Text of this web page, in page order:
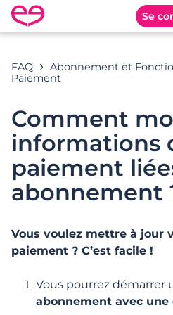
Se
Aide
Exemples de recherches
Adresses E-mail »,
CATÉGORIES
Catégories
FAQ
Abonnement et
Paiement
Comment
informations
paiement
abonnement
Vous voulez mettre à jour
paiement ? C’est facile !
Vous pourrez démarrer
abonnement avec